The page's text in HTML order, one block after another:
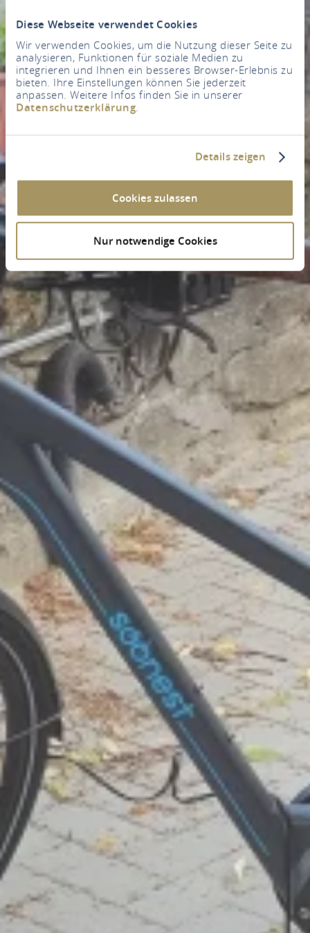
Diese Webseite verwendet Cookies
Wir verwenden Cookies, um die Nutzung dieser Seite zu
analysieren, Funktionen für soziale Medien zu
integrieren und Ihnen ein besseres Browser-Erlebnis zu
bieten. Ihre Einstellungen können Sie jederzeit
anpassen. Weitere Infos finden Sie in unserer
Datenschutzerklärung.
Details zeigen
Cookies zulassen
Nur notwendige Cookies